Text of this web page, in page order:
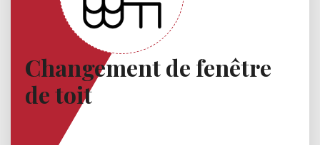
Changement de fenêtre
de toit